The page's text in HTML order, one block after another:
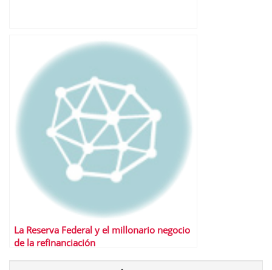
La Reserva Federal y el millonario negocio
de la refinanciación